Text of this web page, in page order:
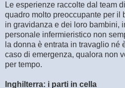
Le esperienze raccolte dal team
quadro molto preoccupante per il
in gravidanza e dei loro bambini,
personale infermieristico non
la donna è entrata in travaglio né
caso di emergenza, qualora non
per tempo.
Inghilterra: i parti in cella